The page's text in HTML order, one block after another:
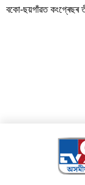
বকো-ছয়গাঁৱত কংগ্ৰেছৰ